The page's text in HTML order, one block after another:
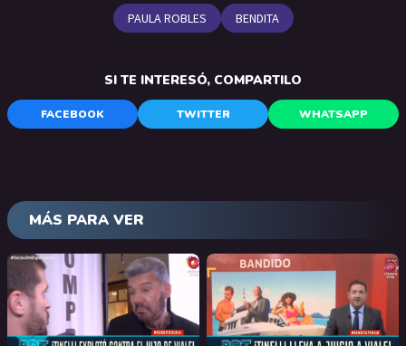
PAULA ROBLES BENDITA
SI TE INTERESÓ, COMPARTILO
FACEBOOK TWITTER WHATSAPP
MÁS PARA VER